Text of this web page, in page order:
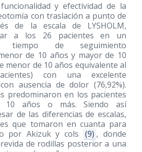
y efectividad de la
con traslación a punto de
de la escala de LYSHOLM,
a los 26 pacientes en un
tiempo de seguimiento
de 10 años y mayor de 10
menor de 10 años equivalente al
con una excelente
ausencia de dolor (76,92%).
predominaron en los pacientes
10 años o más. Siendo así
de las diferencias de escalas,
que tomaron en cuanta para
por Akizuk y cols
(9) , donde
de rodillas posterior a una